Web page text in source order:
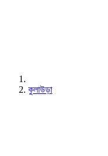
কুলাউড়া